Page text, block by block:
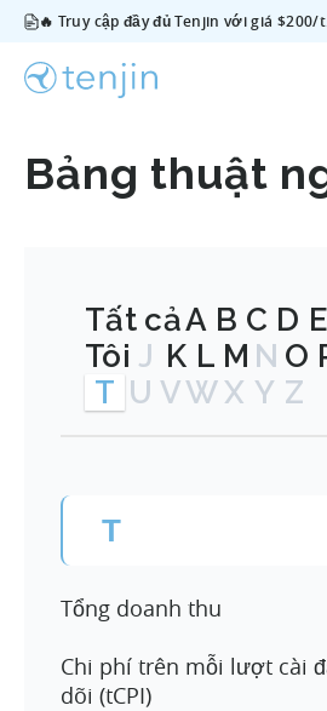
Bảng thuật
Tất cảA B C D E
Tôi J K L M N O
T U VWX Y Z
T
Tổng doanh thu
Chi phí trên mỗi lượt cài
dõi (tCPI)